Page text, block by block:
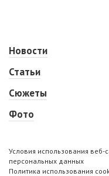
Новости
Статьи
Сюжеты
Фото
Условия использования веб-
персональных данных
Политика использования